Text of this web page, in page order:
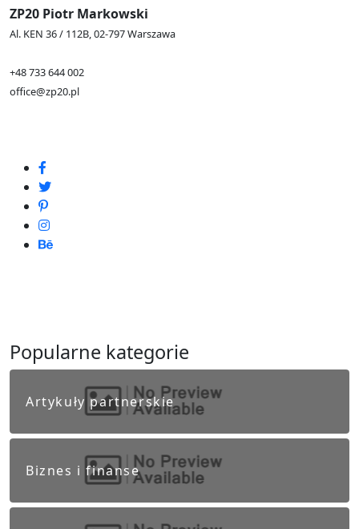
ZP20 Piotr Markowski
Al. KEN 36 / 112B, 02-797 Warszawa
+48 733 644 002
office@zp20.pl
Popularne kategorie
Artykuły partnerskie
Biznes i finanse